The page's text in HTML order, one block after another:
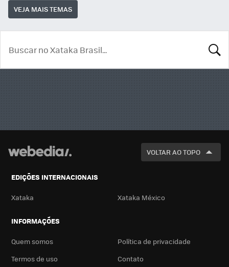
VEJA MAIS TEMAS
VOLTAR AO TOPO
EDIÇÕES INTERNACIONAIS
Xataka Xataka México
INFORMAÇÕES
Quem somos
Política de privacidade
Termos de uso
Contato